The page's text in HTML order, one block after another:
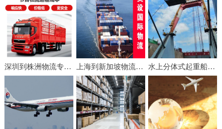
深圳到株洲物流专线 轿车运输 零担货物运输 物流电话 上海到新加坡物流【美设】食品家具船舶运输物流公司服务好便宜 水上分体式起重船公司 船舶租赁 水下工程 水下施工